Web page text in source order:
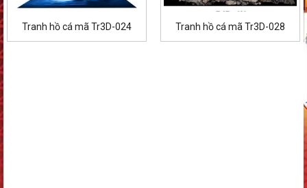
Tranh hồ cá mã Tr3D-024 Tranh hồ cá mã Tr3D-028